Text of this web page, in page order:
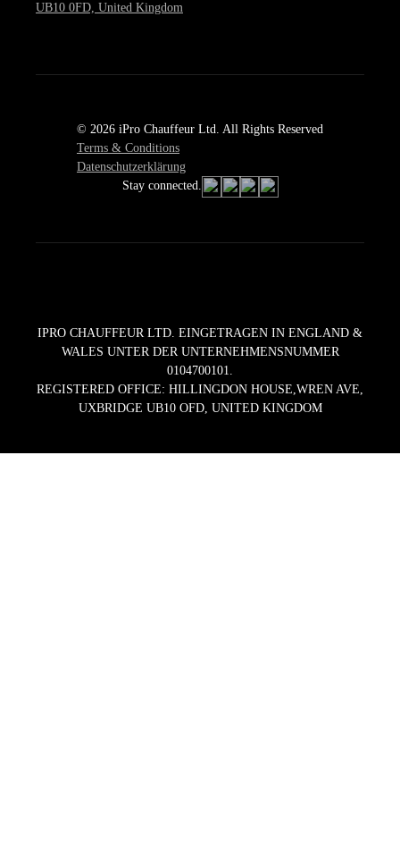
UB10 0FD, United Kingdom
© 2026 iPro Chauffeur Ltd. All Rights Reserved
Terms & Conditions
Datenschutzerklärung
Stay connected.
IPRO CHAUFFEUR LTD. EINGETRAGEN IN ENGLAND &
WALES UNTER DER UNTERNEHMENSNUMMER
0104700101.
REGISTERED OFFICE: HILLINGDON HOUSE,WREN AVE,
UXBRIDGE UB10 OFD, UNITED KINGDOM